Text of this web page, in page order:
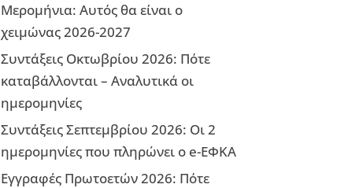
Μερομήνια: Αυτός θα είναι ο
χειμώνας 2026-2027
Συντάξεις Οκτωβρίου 2026: Πότε
καταβάλλονται – Αναλυτικά οι
ημερομηνίες
Συντάξεις Σεπτεμβρίου 2026: Οι 2
ημερομηνίες που πληρώνει ο e-ΕΦΚΑ
Εγγραφές Πρωτοετών 2026: Πότε